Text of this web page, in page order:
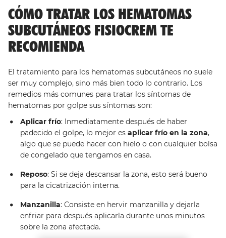
CÓMO TRATAR LOS HEMATOMAS
SUBCUTÁNEOS FISIOCREM TE
RECOMIENDA
El tratamiento para los hematomas subcutáneos no suele
ser muy complejo, sino más bien todo lo contrario. Los
remedios más comunes para tratar los síntomas de
hematomas por golpe sus síntomas son:
Aplicar frío: Inmediatamente después de haber
padecido el golpe, lo mejor es aplicar frío en la zona,
algo que se puede hacer con hielo o con cualquier bolsa
de congelado que tengamos en casa.
Reposo: Si se deja descansar la zona, esto será bueno
para la cicatrización interna.
Manzanilla: Consiste en hervir manzanilla y dejarla
enfriar para después aplicarla durante unos minutos
sobre la zona afectada.